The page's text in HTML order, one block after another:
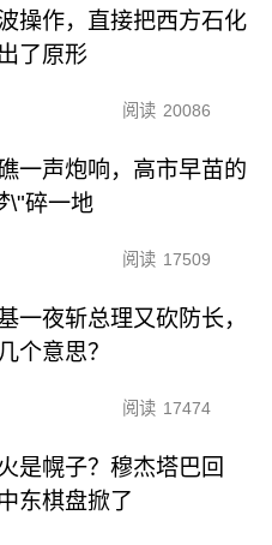
操作，直接把西方石化
了原形
阅读 20086
一声炮响，高市早苗的
\"碎一地
阅读 17509
一夜斩总理又砍防长，
个意思？
阅读 17474
是幌子？穆杰塔巴回
东棋盘掀了